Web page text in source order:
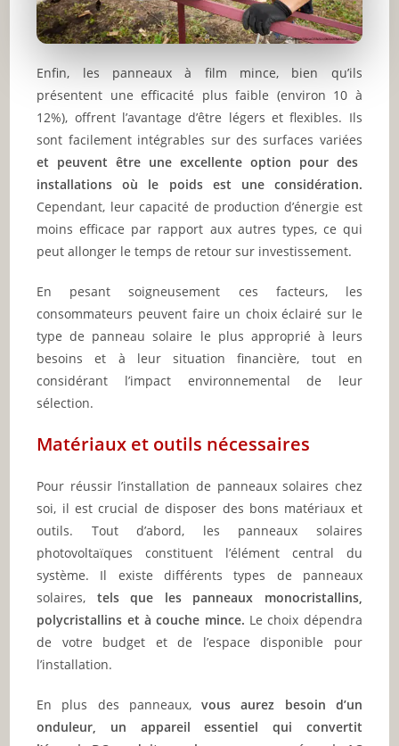
Enfin, les panneaux à film mince, bien qu’ils
présentent une efficacité plus faible (environ 10 à
12%), offrent l’avantage d’être légers et flexibles. Ils
sont facilement intégrables sur des surfaces variées
et peuvent être une excellente option pour des
installations où le poids est une considération.
Cependant, leur capacité de production d’énergie est
moins efficace par rapport aux autres types, ce qui
peut allonger le temps de retour sur investissement.
En pesant soigneusement ces facteurs, les
consommateurs peuvent faire un choix éclairé sur le
type de panneau solaire le plus approprié à leurs
besoins et à leur situation financière, tout en
considérant l’impact environnemental de leur
sélection.
Matériaux et outils nécessaires
Pour réussir l’installation de panneaux solaires chez
soi, il est crucial de disposer des bons matériaux et
outils. Tout d’abord, les panneaux solaires
photovoltaïques constituent l’élément central du
système. Il existe différents types de panneaux
solaires, tels que les panneaux monocristallins,
polycristallins et à couche mince. Le choix dépendra
de votre budget et de l’espace disponible pour
l’installation.
En plus des panneaux,vous aurez besoin d’un
onduleur, un appareil essentiel qui convertit